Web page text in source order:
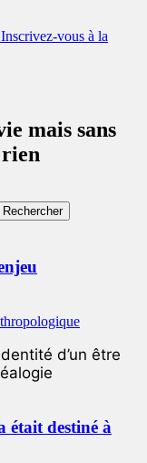
Inscrivez-vous à la
mais sans
rien
d’un être
était destiné à